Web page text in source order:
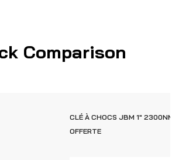
Comparison
CLÉ À CHOCS JBM 1" 2300NM
OFFERTE